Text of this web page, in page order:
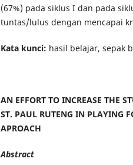
(67%) pada siklus I dan pada
tuntas/lulus dengan mencapai
Kata kunci: hasil belajar, sepak
AN EFFORT TO INCREASE THE
ST. PAUL RUTENG IN PLAYING
APROACH
Abstract